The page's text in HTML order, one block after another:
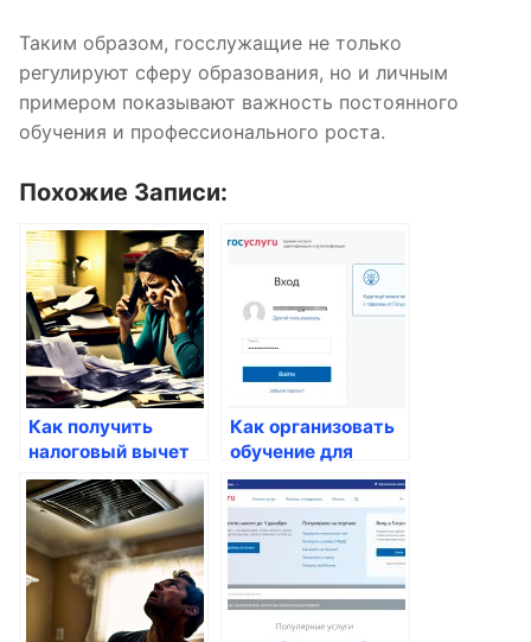
Таким образом, госслужащие не только
регулируют сферу образования, но и личным
примером показывают важность постоянного
обучения и профессионального роста.
Похожие Записи:
Как получить
налоговый вычет
за обучение
Как организовать
обучение для
частных компаний
через Госуслуги